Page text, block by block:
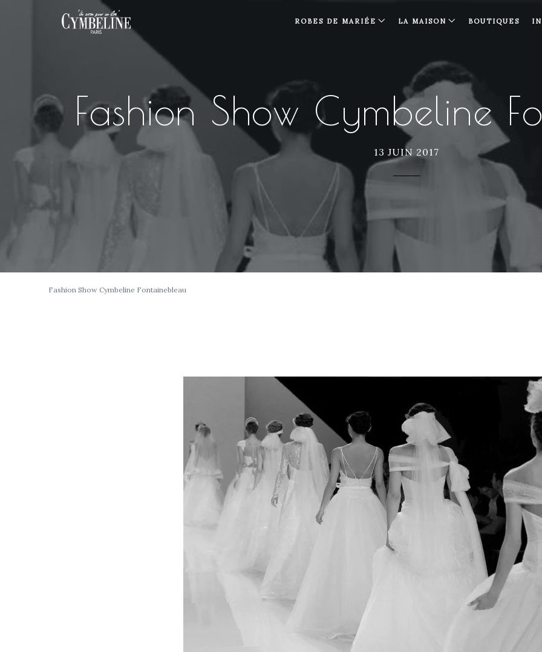
ROBES DE MARIÉE LA MAISON BOUTIQUES
Fashion Show Cymbeline
13 JUIN 2017
Fashion Show Cymbeline Fontainebleau